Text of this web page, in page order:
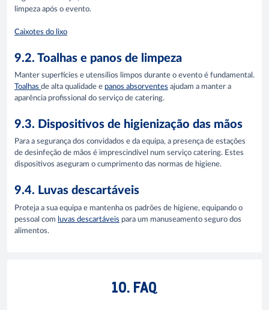
limpeza após o evento.
Caixotes do lixo
9.2. Toalhas e panos de limpeza
Manter superfícies e utensílios limpos durante o evento é fundamental.
Toalhas de alta qualidade e panos absorventes ajudam a manter a
aparência profissional do serviço de catering.
9.3. Dispositivos de higienização das mãos
Para a segurança dos convidados e da equipa, a presença de estações
de desinfeção de mãos é imprescindível num serviço catering. Estes
dispositivos aseguram o cumprimento das normas de higiene.
9.4. Luvas descartáveis
Proteja a sua equipa e mantenha os padrões de higiene, equipando o
pessoal com luvas descartáveis para um manuseamento seguro dos
alimentos.
10. FAQ